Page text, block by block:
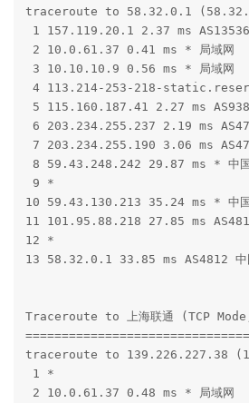
traceroute to 58.32.0.1
1 157.119.20.1 2.37 ms
2 10.0.61.37 0.41 ms * 局域网
3 10.10.10.9 0.56 ms * 局域网
4 113.214-253-218-
5 115.160.187.41 2.27 ms
6 203.234.255.237 2.19 ms
7 203.234.255.190 3.06 ms
8 59.43.248.242 29.87 ms * 中
9 *
10 59.43.130.213 35.24 ms * 中
11 101.95.88.218 27.85 ms
12 *
13 58.32.0.1 33.85 ms AS4812
Traceroute to 上海联通 (TCP
traceroute to 139.226.227.38
1 *
2 10.0.61.37 0.48 ms * 局域网